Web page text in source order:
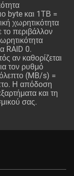
byte και 1ΤΒ =
χωρητικότητα
το περιβάλλον
RAID 0.
αν καθορίζεται
τον ρυθμό
(MB/s) =
Η απόδοση
και τη
σας.